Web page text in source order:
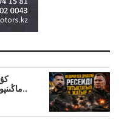
ماڭىنپوكروۆسكاپ، درون ماڭىنداعىنە ج..